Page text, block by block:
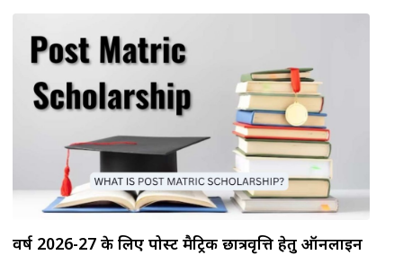
वर्ष 2026-27 के लिए पोस्ट मैट्रिक छात्रवृत्ति हेतु ऑनलाइन